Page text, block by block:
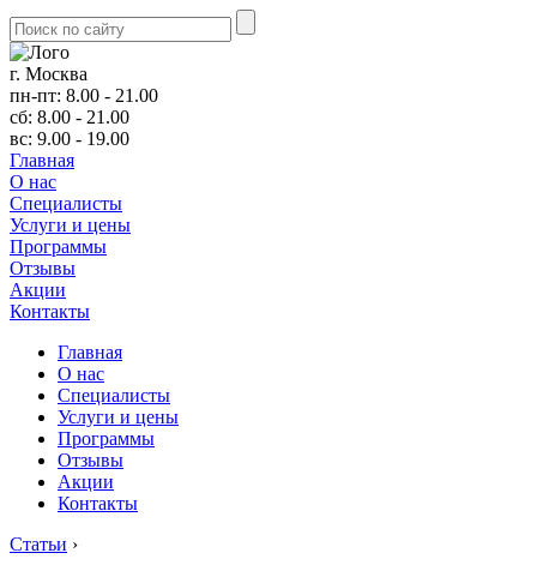
г. Москва
пн-пт: 8.00 - 21.00
сб: 8.00 - 21.00
вс: 9.00 - 19.00
Главная
О нас
Cпециалисты
Услуги и цены
Программы
Отзывы
Акции
Контакты
Главная
О нас
Cпециалисты
Услуги и цены
Программы
Отзывы
Акции
Контакты
Статьи ›